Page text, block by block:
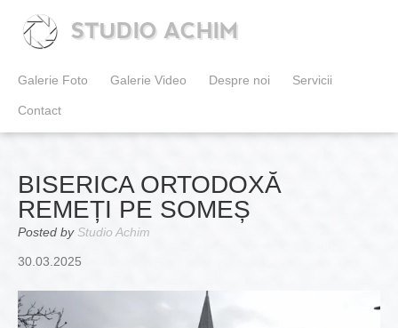
STUDIO ACHIM
Galerie Foto Galerie Video Despre noi Servicii
Contact
BISERICA ORTODOXĂ
REMEȚI PE SOMEȘ
Posted by Studio Achim
30.03.2025